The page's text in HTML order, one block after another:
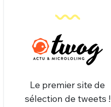
Le premier site de
sélection de tweets !